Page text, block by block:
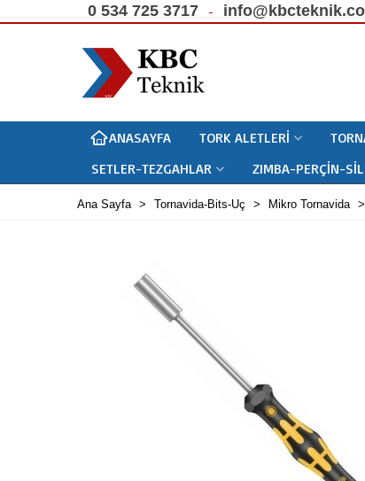
0 534 725 3717
ANASAYFA TORK ALETLERI
SETLER-TEZGAHLAR
ZIMBA-PERÇIN-
Ana Sayfa > Tornavida-Bits-Uç > Mikro Tornavida >